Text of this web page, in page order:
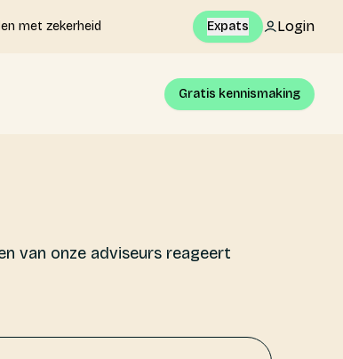
met zekerheid Expats Login
Gratis kennismaking
van onze adviseurs reageert